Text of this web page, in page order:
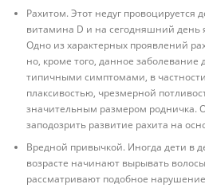
Рахитом. Этот недуг провоцируется
витамина D и на сегодняшний день
Одно из характерных проявлений
но, кроме того, данное заболевание
типичными симптомами, в
плаксивостью, чрезмерной
значительным размером родничка.
заподозрить развитие рахита на
Вредной привычкой. Иногда дети в
возрасте начинают вырывать
рассматривают подобное